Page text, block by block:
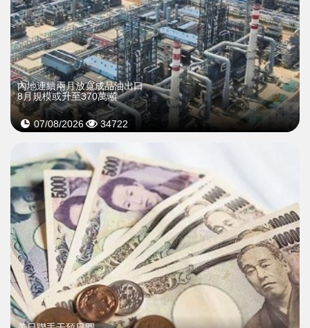
內地連續兩月放寬成品油出口
8月規模或升至370萬噸
07/08/2026 34722